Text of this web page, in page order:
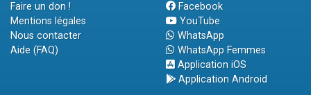
Faire un don !
Mentions légales
Nous contacter
Aide (FAQ)
Facebook
YouTube
WhatsApp
WhatsApp Femmes
Application iOS
Application Android